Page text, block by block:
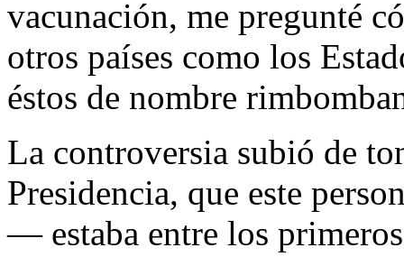
vacunación, me pregunté
otros países como los
éstos de nombre
La controversia subió de
Presidencia, que este
— estaba entre los